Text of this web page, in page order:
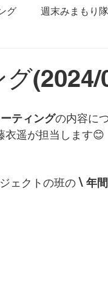
グ 週末みまもり隊
(2024/
ティングの内容に
衣遥が担当します😊
ェクトの班の \ 年